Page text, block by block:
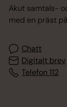
Akut samtals-
med en präst
Chatt
Digitalt brev
Telefon 112